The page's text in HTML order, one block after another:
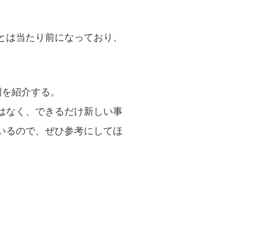
当たり前になっており、
紹介する。
なく、できるだけ新しい事
るので、ぜひ参考にしてほ